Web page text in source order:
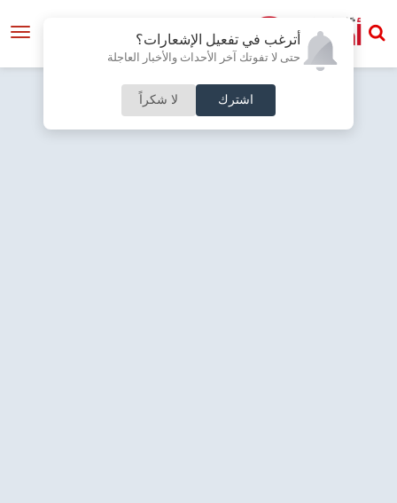
أترغب في تفعيل الإشعارات؟
حتى لا تفوتك آخر الأحداث والأخبار العاجلة
اشترك لا شكراً